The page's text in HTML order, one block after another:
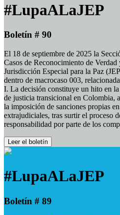
#LupaALaJEP
Boletín # 90
El 18 de septiembre de 2025 la
Casos de Reconocimiento de
Jurisdicción Especial para la Paz
dentro de macrocaso 003,
I. La decisión constituye un hito en
de justicia transicional en Colombia,
la imposición de sanciones propias
extrajudiciales, tras surtir el proceso
responsabilidad por parte de los
Leer el boletín
#LupaALaJEP
Boletín # 89